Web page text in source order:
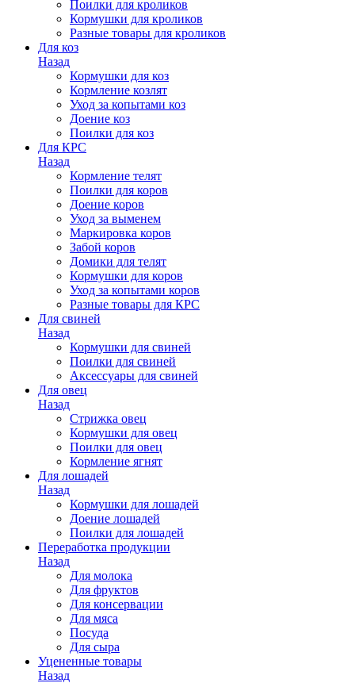
Поилки для кроликов
Кормушки для кроликов
Разные товары для кроликов
Для коз
Назад
Кормушки для коз
Кормление козлят
Уход за копытами коз
Доение коз
Поилки для коз
Для КРС
Назад
Кормление телят
Поилки для коров
Доение коров
Уход за выменем
Маркировка коров
Забой коров
Домики для телят
Кормушки для коров
Уход за копытами коров
Разные товары для КРС
Для свиней
Назад
Кормушки для свиней
Поилки для свиней
Аксессуары для свиней
Для овец
Назад
Стрижка овец
Кормушки для овец
Поилки для овец
Кормление ягнят
Для лошадей
Назад
Кормушки для лошадей
Доение лошадей
Поилки для лошадей
Переработка продукции
Назад
Для молока
Для фруктов
Для консервации
Для мяса
Посуда
Для сыра
Уцененные товары
Назад